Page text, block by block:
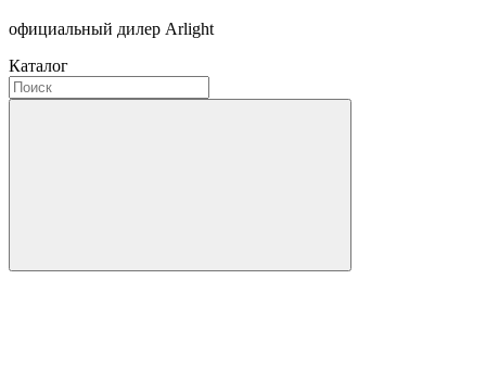
официальный дилер Arlight
Каталог